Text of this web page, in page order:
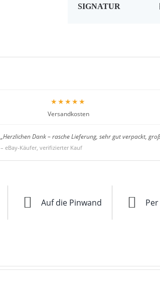
SIGNATUR
★★★★★
Versandkosten
„Herzlichen Dank – rasche Lieferung, sehr gut verpackt,
– eBay-Käufer, verifizierter Kauf
Auf die Pinwand